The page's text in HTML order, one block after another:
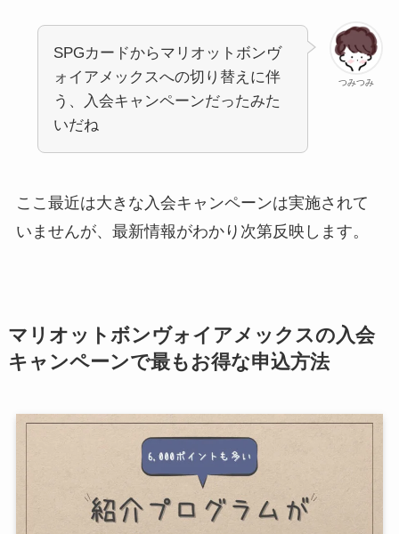
つみつみ
SPGカードからマリオットボンヴ
ォイアメックスへの切り替えに伴
う、入会キャンペーンだったみた
いだね
ここ最近は大きな入会キャンペーンは実施されて
いませんが、最新情報がわかり次第反映します。
マリオットボンヴォイアメックスの入会
キャンペーンで最もお得な申込方法